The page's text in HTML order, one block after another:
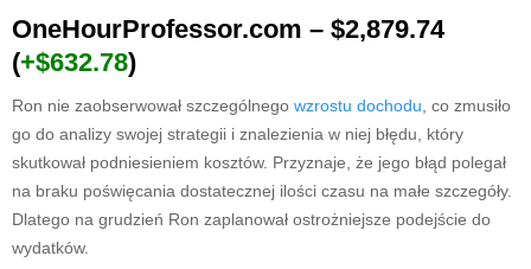
OneHourProfessor.com – $2,879.74
(+$632.78)
Ron nie zaobserwował szczególnego wzrostu dochodu , co zmusiło
go do analizy swojej strategii i znalezienia w niej błędu, który
skutkował podniesieniem kosztów. Przyznaje, że jego błąd polegał
na braku poświęcania dostatecznej ilości czasu na małe szczegóły.
Dlatego na grudzień Ron zaplanował ostrożniejsze podejście do
wydatków.